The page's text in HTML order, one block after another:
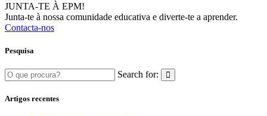
JUNTA-TE À EPM!
Junta-te à nossa comunidade educativa e diverte-te a aprender.
Contacta-nos
Pesquisa
Search for:
Artigos recentes